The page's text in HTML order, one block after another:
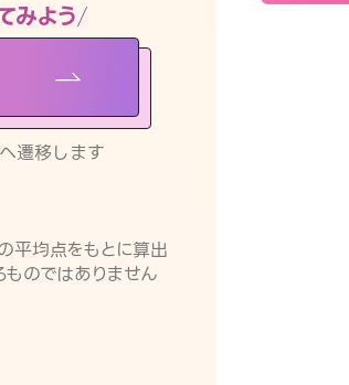
みよう
遷移します
平均点をもとに算出
のではありません